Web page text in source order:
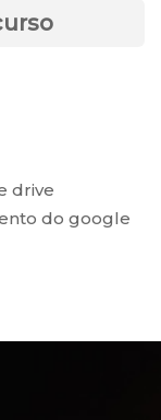
drive
do google